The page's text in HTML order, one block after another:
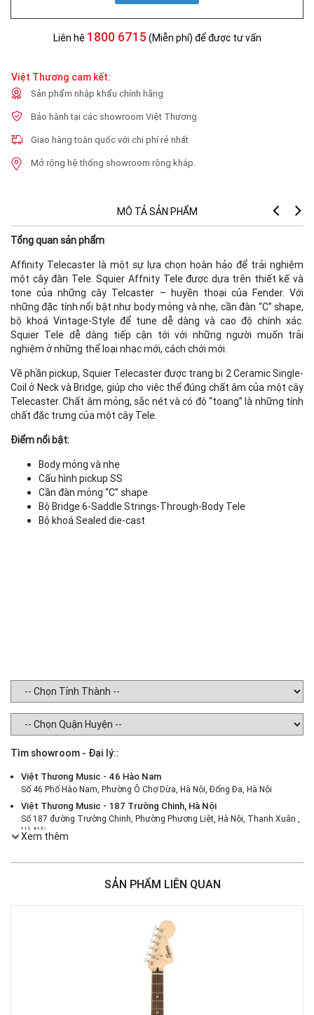
Liên hệ 1800 6715 (Miễn phí) để được tư vấn
Việt Thương cam kết:
Sản phẩm nhập khẩu chính hãng
Bảo hành tại các showroom Việt Thương
Giao hàng toàn quốc với chi phí rẻ nhất
Mở rộng hệ thống showroom rộng khắp.
MÔ TẢ SẢN PHẨM
Tổng quan sản phẩm
Affinity Telecaster là một sự lựa chọn hoàn hảo để trải nghiệm
một cây đàn Tele. Squier Affnity Tele được dựa trên thiết kế và
tone của những cây Telcaster – huyền thoại của Fender. Với
những đặc tính nổi bật như body mỏng và nhẹ, cần đàn “C” shape,
bộ khoá Vintage-Style để tune dễ dàng và cao độ chính xác.
Squier Tele dễ dàng tiếp cận tới với những người muốn trải
nghiệm ở những thể loại nhạc mới, cách chới mới.
Về phần pickup, Squier Telecaster được trang bị 2 Ceramic Single-
Coil ở Neck và Bridge, giúp cho việc thể đúng chất âm của một cây
Telecaster. Chất âm mỏng, sắc nét và có độ “toang” là những tính
chất đặc trưng của một cây Tele.
Điểm nổi bật:
Body mỏng và nhẹ
Cấu hình pickup SS
Cần đàn mỏng “C” shape
Bộ Bridge 6-Saddle Strings-Through-Body Tele
Bộ khoá Sealed die-cast
Tìm showroom - Đại lý::
Việt Thương Music - 46 Hào Nam
Số 46 Phố Hào Nam, Phường Ô Chợ Dừa, Hà Nội, Đống Đa, Hà Nội
Việt Thương Music - 187 Trường Chinh, Hà Nội
Số 187 đường Trường Chinh, Phường Phương Liệt, Hà Nội, Thanh Xuân ,
Hà Nội
386 Cách Mạng Tháng Tám, Phường Nhiêu Lộc, TPHCM, Quận 3, Hồ Chí
Việt Thương Music - 180 Võ Thị Sáu
Việt Thương Music - 442 Lũy Bán Bích
442 Lũy Bán Bích, Phường Tân Phú, TPHCM, Quận Tân Phú, Hồ Chí Minh
Việt Thương Music - 12 Quốc Hương
Tầng G, Tòa nhà Thảo Điền Pearl, 12 Quốc Hương, Phường An Khánh,
Việt Thương Music - Phường Gò Vấp
11 Đường số 3, Khu dân cư Cityland Park Hill, Phường Gò Vấp, TPHCM,
Xem thêm
SẢN PHẨM LIÊN QUAN